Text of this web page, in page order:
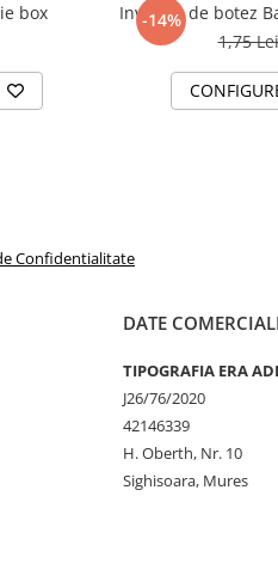
box
-14%
Invitatie de botez
1,75
Confidentialitate
DATE
TIPOGRAFIA ERA
J26/76/2020
42146339
H. Oberth, Nr. 10
Sighisoara, Mures